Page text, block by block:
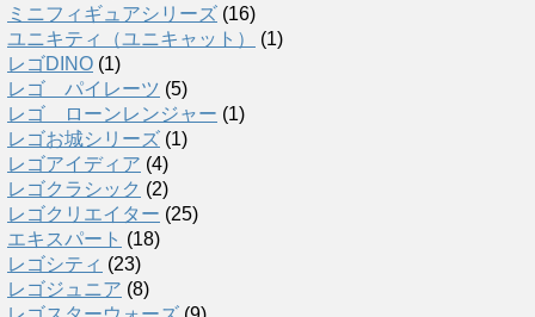
ミニフィギュアシリーズ (16)
ユニキティ（ユニキャット）
(1)
レゴDINO (1)
レゴ パイレーツ (5)
レゴ ローンレンジャー (1)
レゴお城シリーズ (1)
レゴアイディア (4)
レゴクラシック (2)
レゴクリエイター (25)
エキスパート (18)
レゴシティ (23)
レゴジュニア (8)